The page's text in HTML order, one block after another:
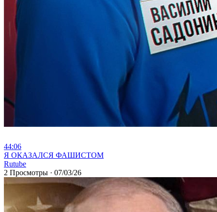
44:06
⁣Я ОКАЗАЛСЯ ФАШИСТОМ
Rutube
2 Просмотры · 07/03/26